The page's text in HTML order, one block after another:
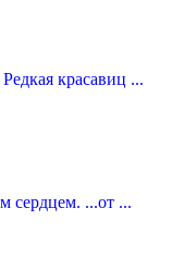
красавиц ...
сердцем. ...от ...